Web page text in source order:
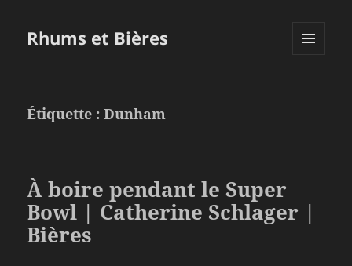
Rhums et Bières
Étiquette :Dunham
À boire pendant le Super
Bowl | Catherine Schlager |
Bières